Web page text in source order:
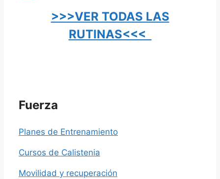
>>>VER TODAS LAS
RUTINAS<<<
Fuerza
Planes de Entrenamiento
Cursos de Calistenia
Movilidad y recuperación